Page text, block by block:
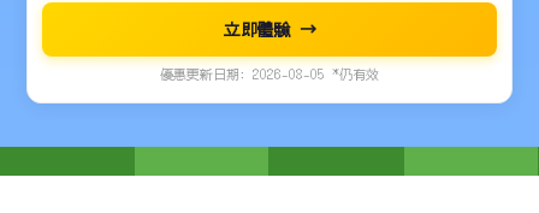
立即體驗 →
優惠更新日期: 2026-08-05 *仍有效